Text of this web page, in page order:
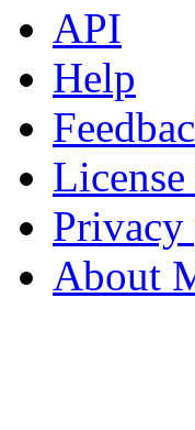
API
Help
License
About